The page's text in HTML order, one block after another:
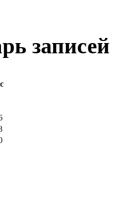
записей